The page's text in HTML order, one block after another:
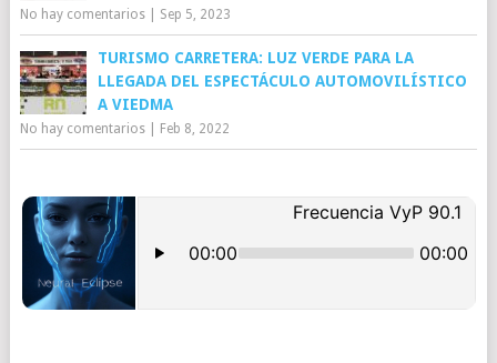
No hay comentarios| Sep 5, 2023
TURISMO CARRETERA: LUZ VERDE PARA LA
LLEGADA DEL ESPECTÁCULO AUTOMOVILÍSTICO
A VIEDMA
No hay comentarios| Feb 8, 2022